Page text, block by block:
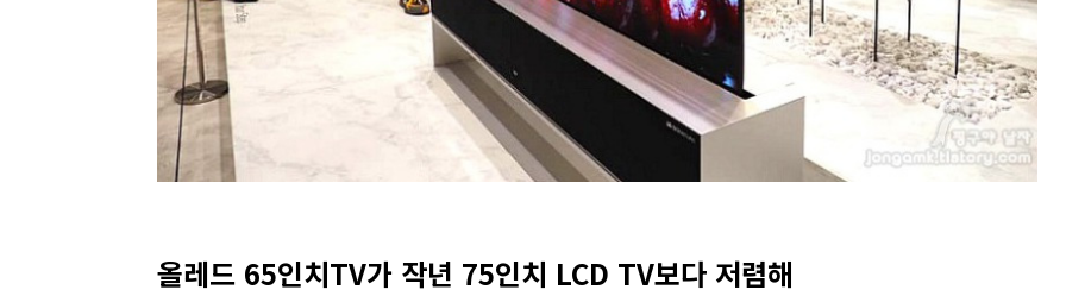
올레드 65인치TV가 작년 75인치 LCD TV보다 저렴해